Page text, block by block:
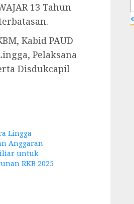
13 Tahun
Kabid PAUD
Pelaksana
Disdukcapil
Lingga
Anggaran
untuk
RKB 2025